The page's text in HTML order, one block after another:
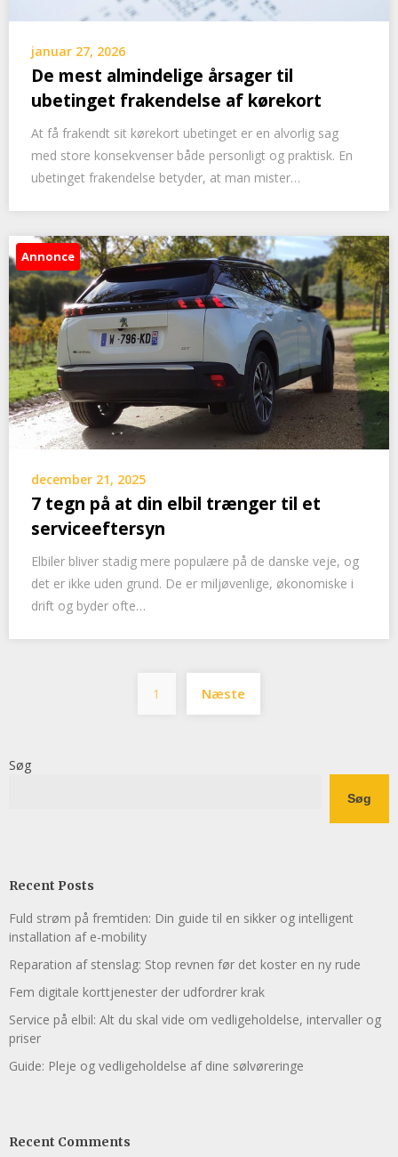
januar 27, 2026
De mest almindelige årsager til
ubetinget frakendelse af kørekort
At få frakendt sit kørekort ubetinget er en alvorlig sag
med store konsekvenser både personligt og praktisk. En
ubetinget frakendelse betyder, at man mister…
Annonce
december 21, 2025
7 tegn på at din elbil trænger til et
serviceeftersyn
Elbiler bliver stadig mere populære på de danske veje, og
det er ikke uden grund. De er miljøvenlige, økonomiske i
drift og byder ofte…
Indlægsinddeling
1 Næste
Søg
Søg
Recent Posts
Fuld strøm på fremtiden: Din guide til en sikker og intelligent
installation af e-mobility
Reparation af stenslag: Stop revnen før det koster en ny rude
Fem digitale korttjenester der udfordrer krak
Service på elbil: Alt du skal vide om vedligeholdelse, intervaller og
priser
Guide: Pleje og vedligeholdelse af dine sølvøreringe
Recent Comments